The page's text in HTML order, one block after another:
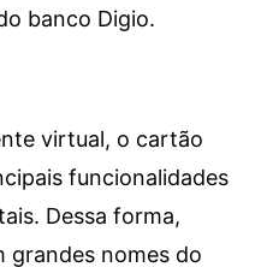
banco Digio.
virtual, o cartão
funcionalidades
Dessa forma,
grandes nomes do